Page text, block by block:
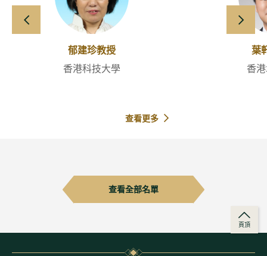
向左滑動 向右
郁建珍教授
香港科技大學
查看更多
葉
香
查看全部名單
頁頂